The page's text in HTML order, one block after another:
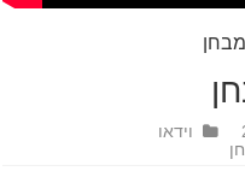
וידאו